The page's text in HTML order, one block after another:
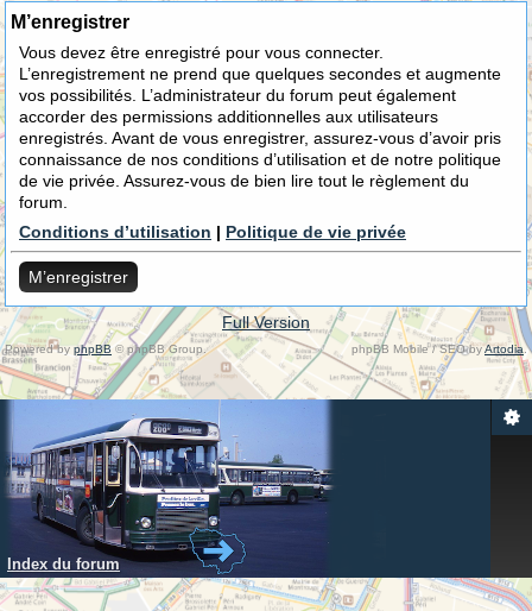
M’enregistrer
Vous devez être enregistré pour vous connecter.
L’enregistrement ne prend que quelques secondes et augmente
vos possibilités. L’administrateur du forum peut également
accorder des permissions additionnelles aux utilisateurs
enregistrés. Avant de vous enregistrer, assurez-vous d’avoir pris
connaissance de nos conditions d’utilisation et de notre politique
de vie privée. Assurez-vous de bien lire tout le règlement du
forum.
Conditions d’utilisation | Politique de vie privée
M’enregistrer
Full Version
Powered byphpBB © phpBB Group. phpBB Mobile / SEO byArtodia .
Index du forum